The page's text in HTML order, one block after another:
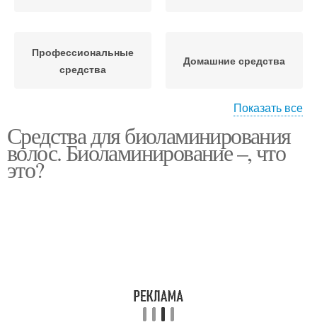
Профессиональные
средства
Домашние средства
ламинирование
Средства для волос
Показать все
Средства для биоламинирования
волос. Биоламинирование –, что
это?